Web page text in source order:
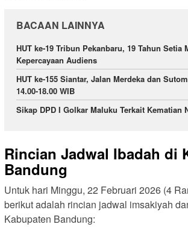
BACAAN LAINNYA
HUT ke-19 Tribun Pekanbaru, 19 Tahun Setia
Kepercayaan Audiens
HUT ke-155 Siantar, Jalan Merdeka dan
14.00-18.00 WIB
Sikap DPD I Golkar Maluku Terkait Kematian
Rincian Jadwal Ibadah di
Bandung
Untuk hari Minggu, 22 Februari 2026 (4
berikut adalah rincian jadwal imsakiyah
Kabupaten Bandung: